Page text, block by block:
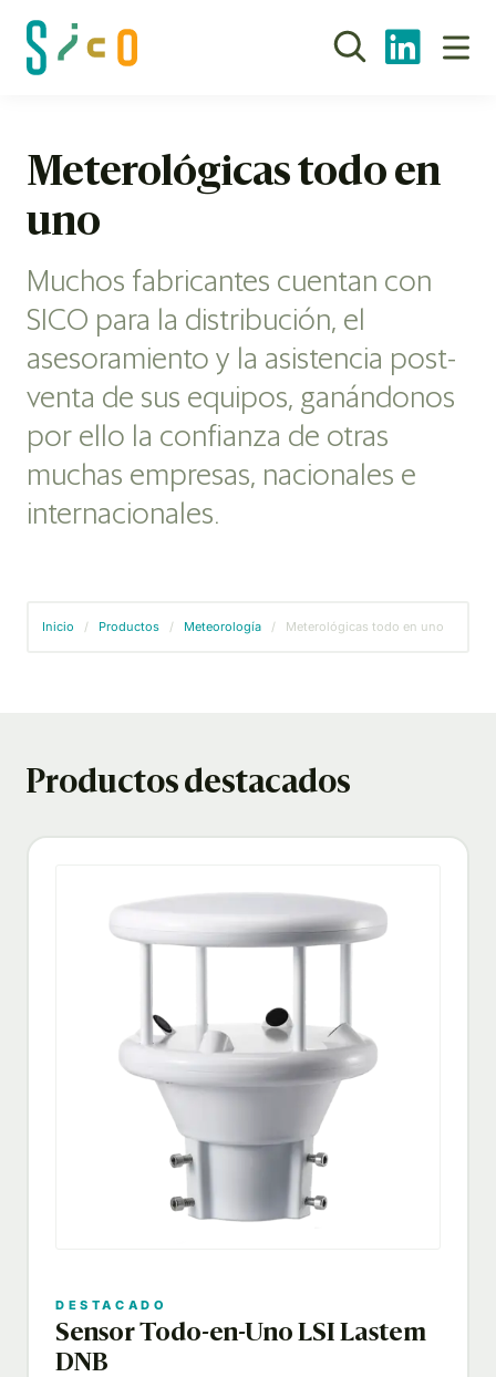
Meterológicas todo en
uno
Muchos fabricantes cuentan con
SICO para la distribución, el
asesoramiento y la asistencia post-
venta de sus equipos, ganándonos
por ello la confianza de otras
muchas empresas, nacionales e
internacionales.
Inicio / Productos / Meteorología / Meterológicas todo en uno
Productos destacados
DESTACADO
Sensor Todo-en-Uno LSI Lastem
DNB